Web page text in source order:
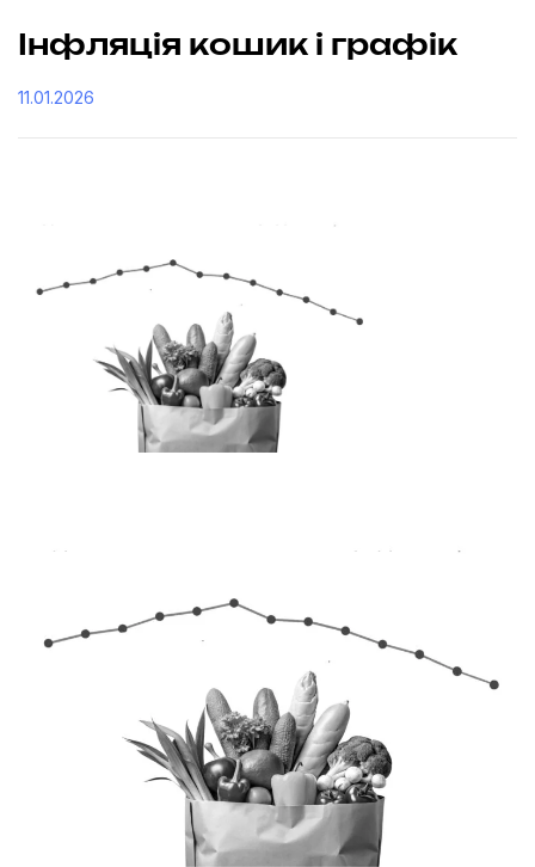
Інфляція кошик і графік
11.01.2026